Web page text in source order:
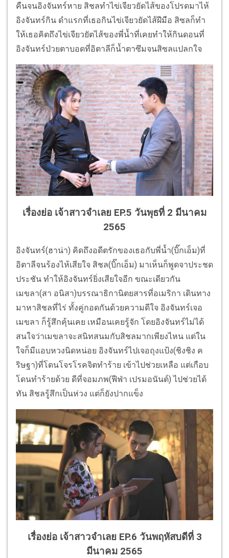
คืนจนอิงจันทร์หาย สิชลทำไข่เจียวยัดไส้ของโปรดมาไห้
อิงจันทร์กิน ดำแรกที่เธอกินไข่เจียวยัดไส้ฝีมือ สิซลก็ทำ
ให้เธอคิตถึงไข่เจียวยัตไส้ของพี่น้ำที่เคยทำให้กินดอนที่
อิงจันทร์ป่วยตาบอดที่อิตาลีก็น้ำตาซึมจนสิซลแปลกใจ
เรื่องย่อ เจ้าสาวจำเลย EP.5 วันพุธที่ 2 มีนาคม
2565
อิงจันทร์(ฮาน่า) คิดถึงอดีตรักของเธอกับพี่น้ำ(บิ๊กเอ็ม)ที่
อิตาลีจนร้องไห้เสียใจ สิชล(บิ๊กเอ็ม) มาเห็นก็พูดจาประชด
ประชัน ทำให้อิงจันทร์ยิ่งเสียใจอีก ขณะเดียวกัน
เมขลา(สา อนิสา)บรรณาธิกานิตยสารที่อเมริกา เดินทาง
มาหาสิชลที่ไร่ ทั้งคู่กอดกันด้วยความดีใจ อิงจันทร์เจอ
เมขลา ก็รู้สึกคุ้นเคย เหมือนเคยรู้จัก โดยอิงจันทร์ไม่ได้
สนใจว่าเมขลาจะสนิทสนมกับสิชลมากเพียงไหน แต่ใน
ใจก็มีแอบหวงนิดหน่อย อิงจันทร์ไปเจอถุงแป้ง(ชิงชิง ค
ริษฐา)ที่โดนโจรโรคจิตทำร้าย เข้าไปช่วยเหลือ แต่เกือบ
โดนทำร้ายด้วย ดีที่จอมภพ(ฟีฟ่า เปรมอนันต์) ไปช่วยได้
ทัน สิชลรู้สึกเป็นห่วง แต่ก็ยังปากแข็ง
เรื่องย่อ เจ้าสาวจำเลย EP.6 วันพฤหัสบดีที่ 3
มีนาคม 2565